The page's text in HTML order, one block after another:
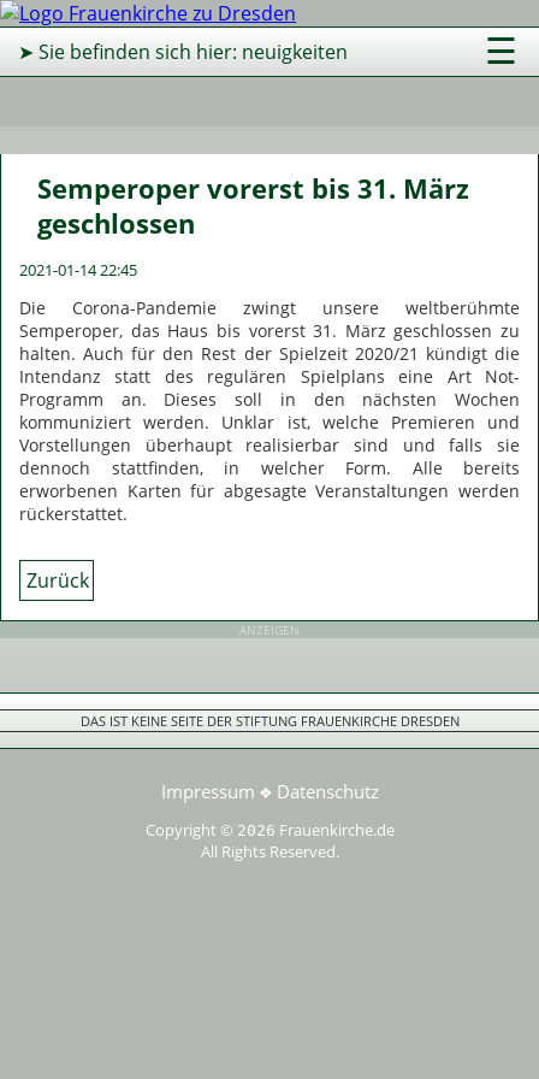
☰
➤ Sie befinden sich hier: neuigkeiten
Semperoper vorerst bis 31. März
geschlossen
2021-01-14 22:45
Die Corona-Pandemie zwingt unsere weltberühmte
Semperoper, das Haus bis vorerst 31. März geschlossen zu
halten. Auch für den Rest der Spielzeit 2020/21 kündigt die
Intendanz statt des regulären Spielplans eine Art Not-
Programm an. Dieses soll in den nächsten Wochen
kommuniziert werden. Unklar ist, welche Premieren und
Vorstellungen überhaupt realisierbar sind und falls sie
dennoch stattfinden, in welcher Form. Alle bereits
erworbenen Karten für abgesagte Veranstaltungen werden
rückerstattet.
Zurück
ANZEIGEN
DAS IST KEINE SEITE DER STIFTUNG FRAUENKIRCHE DRESDEN
Impressum ❖ Datenschutz
Copyright © 2026 Frauenkirche.de
All Rights Reserved.